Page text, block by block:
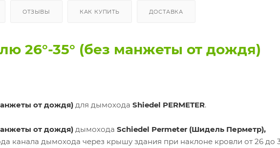
ОТЗЫВЫ КАК КУПИТЬ ДОСТАВКА
26°-35° (без манжеты от дождя)
от дождя) для дымохода Shiedel PERMETER.
от дождя) дымохода Schiedel Permeter (Шидель Перметр),
канала дымохода через крышу здания при наклоне кровли от 26 до